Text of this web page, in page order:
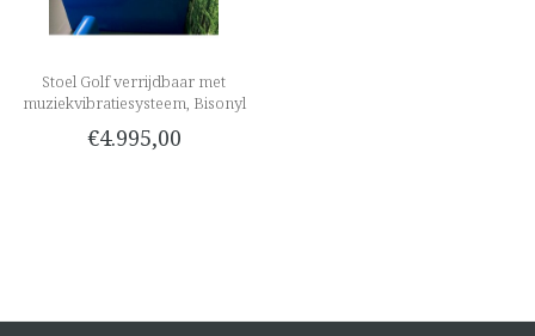
Stoel Golf verrijdbaar met
muziekvibratiesysteem, Bisonyl
€4.995,00